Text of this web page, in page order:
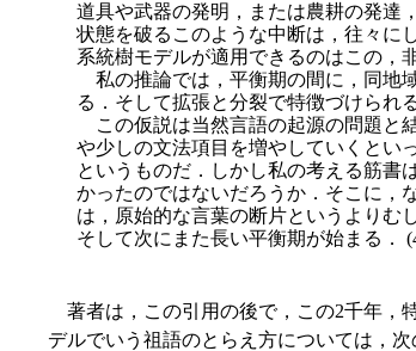
道具や武器の発明，または農耕の発達
状態を破るこのような中断は，往々に
系統樹モデルが適用できるのはこの，
私の推論では，平衡期の間に，同地
る．そして拡張と分裂で特徴づけられ
この仮説は当然言語の起源の問題と
や少しの文法項目を増やしていくとい
というものだ．しかし私の考える筋書
かったのではないだろうか．そこに，
は，原始的な言葉の断片というよりむ
そして次にまた長い平衡期が始まる．
著者は，この引用の後で，この2千年，
デルでいう祖語のとらえ方については，次